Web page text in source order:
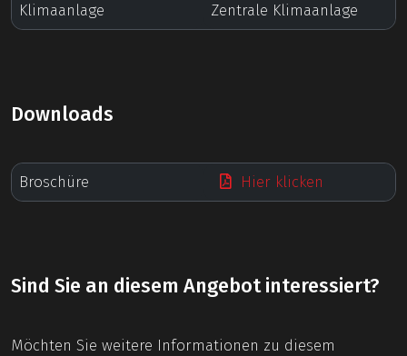
Klimaanlage
Zentrale Klimaanlage
Downloads
Broschüre Hier klicken
Sind Sie an diesem Angebot interessiert?
Möchten Sie weitere Informationen zu diesem